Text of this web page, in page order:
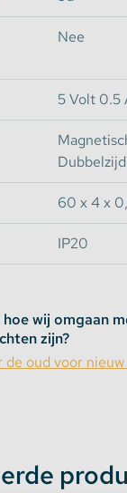
Nee
5 Volt 0.5
60 x 4 x
IP20
hoe wij omgaan
zijn?
de oud voor